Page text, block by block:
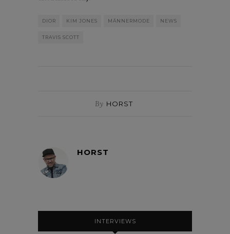
DIOR KIM JONES MÄNNERMODE NEWS
TRAVIS SCOTT
By HORST
HORST
INTERVIEWS